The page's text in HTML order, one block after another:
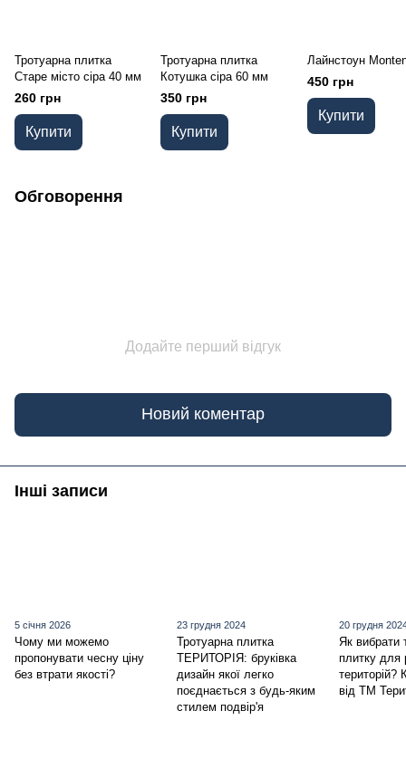
Тротуарна плитка
Старе місто сіра 40 мм
260 грн
Купити
Тротуарна плитка
Котушка сіра 60 мм
350 грн
Купити
Лайнстоун
450 грн
Купити
Обговорення
Додайте перший відгук
Новий коментар
Інші записи
5 січня 2026
Чому ми можемо
пропонувати чесну ціну
без втрати якості?
23 грудня 2024
Тротуарна плитка
ТЕРИТОРІЯ: бруківка
дизайн якої легко
поєднається з будь-яким
стилем подвір'я
20 грудня
Як вибрати
плитку для
територій?
від ТМ